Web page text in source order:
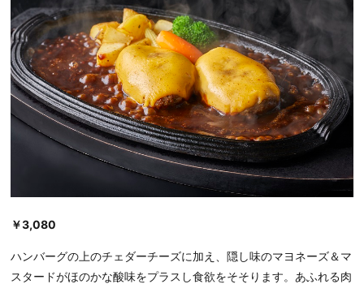
￥3,080
ハンバーグの上のチェダーチーズに加え、隠し味のマヨネーズ＆マ
スタードがほのかな酸味をプラスし食欲をそそります。あふれる肉